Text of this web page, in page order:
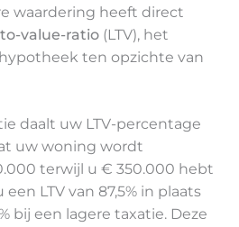
waardering heeft direct
value-ratio(LTV), het
ten opzichte van
daalt uw LTV-percentage
uw woning wordt
terwijl u € 350.000 hebt
LTV van 87,5% in plaats
bij een lagere taxatie. Deze